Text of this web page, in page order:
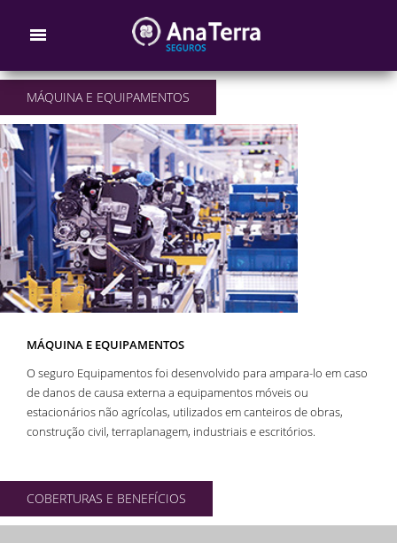
MÁQUINA E EQUIPAMENTOS
MÁQUINA E EQUIPAMENTOS
O seguro Equipamentos foi desenvolvido para ampara-lo em caso
de danos de causa externa a equipamentos móveis ou
estacionários não agrícolas, utilizados em canteiros de obras,
construção civil, terraplanagem, industriais e escritórios.
COBERTURAS E BENEFÍCIOS